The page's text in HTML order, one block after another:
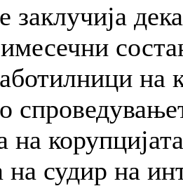
заклучија
на
на
на судир на